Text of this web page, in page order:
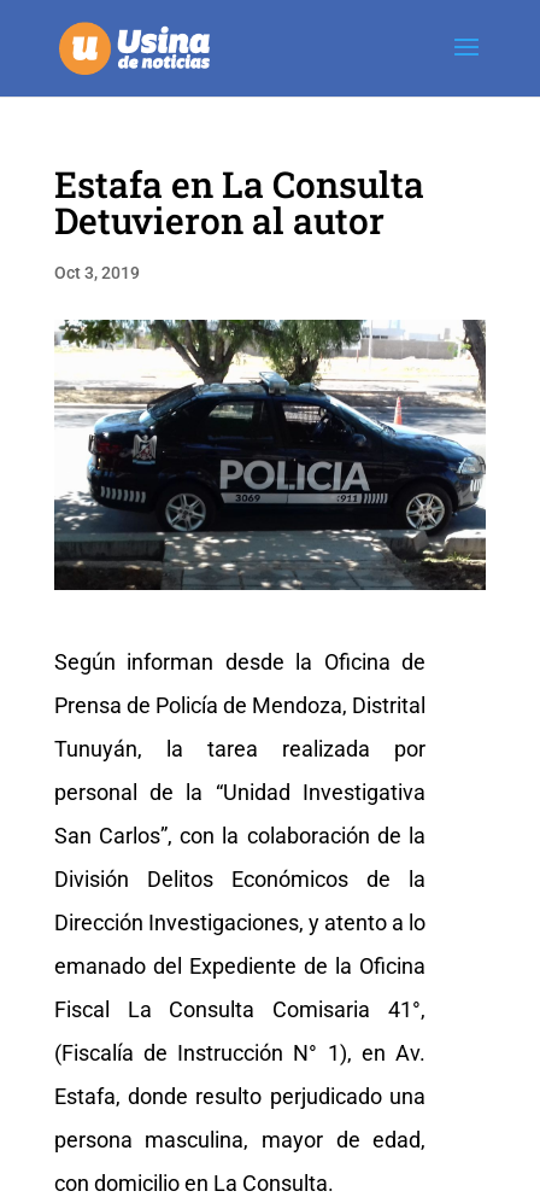
Estafa en La Consulta
Detuvieron al autor
Oct 3, 2019
Según informan desde la Oficina de
Prensa de Policía de Mendoza, Distrital
Tunuyán, la tarea realizada por
personal de la “Unidad Investigativa
San Carlos”, con la colaboración de la
División Delitos Económicos de la
Dirección Investigaciones, y atento a lo
emanado del Expediente de la Oficina
Fiscal La Consulta Comisaria 41°,
(Fiscalía de Instrucción N° 1), en Av.
Estafa, donde resulto perjudicado una
persona masculina, mayor de edad,
con domicilio en La Consulta.